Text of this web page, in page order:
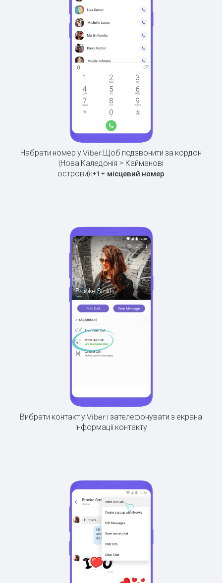
Набрати номер у Viber.Щоб подзвонити за кордон
(Нова Каледонія > Кайманові
острови):+1 + місцевий номер
Вибрати контакт у Viber і зателефонувати з екрана
інформації контакту